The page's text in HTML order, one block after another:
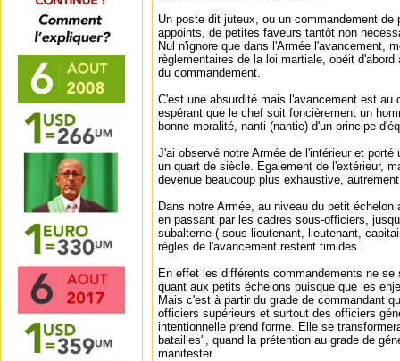
Un poste dit juteux, ou un commandement de
appoints, de petites faveurs tantôt non
Nul n'ignore que dans l'Armée l'avancement,
règlementaires de la loi martiale, obéit
du commandement.
C'est une absurdité mais l'avancement est au
espérant que le chef soit foncièrement un
bonne moralité, nanti (nantie) d'un principe
J'ai observé notre Armée de l'intérieur et porté
un quart de siècle. Egalement de l'extérieur,
devenue beaucoup plus exhaustive,
Dans notre Armée, au niveau du petit
en passant par les cadres sous-officiers,
subalterne ( sous-lieutenant, lieutenant,
règles de l'avancement restent timides.
En effet les différents commandements ne
quant aux petits échelons puisque que les
Mais c'est à partir du grade de commandant
officiers supérieurs et surtout des officiers
intentionnelle prend forme. Elle se
batailles", quand la prétention au grade de
manifester.